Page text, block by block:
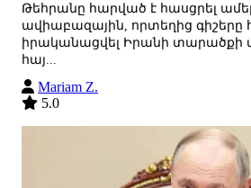
Թեհրանը հարված է հասցրել
ավիաբազային, որտեղից գիշերը
իրականացվել Իրանի տարածքի
հայ...
Mariam Z.
5.0